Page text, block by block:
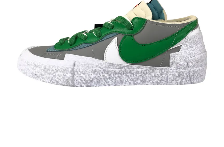
ヴァンクリーフ＆アーペル
ブランドを選ぶ
PRICE DOWN
TOPICS